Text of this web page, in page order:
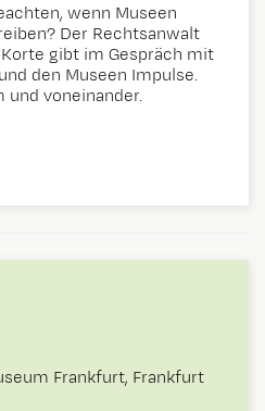
wenn Museen
Der Rechtsanwalt
gibt im Gespräch mit
den Museen Impulse.
und voneinander.
Frankfurt, Frankfurt